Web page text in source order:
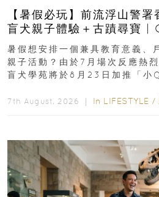
【暑假必玩】前流浮山警
盲犬親子體驗＋古蹟尋寶
組免費名額
暑假想安排一個兼具教育意義、
親子活動？由於7月場次反應熱
盲犬學苑將於8月23日加推「小
7th August, 2026 ｜ In LIFESTYLE /